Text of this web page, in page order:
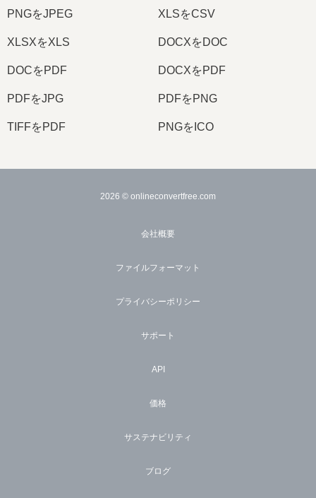
PNGをJPEG XLSをCSV
XLSXをXLS DOCXをDOC
DOCをPDF DOCXをPDF
PDFをJPG PDFをPNG
TIFFをPDF PNGをICO
2026 © onlineconvertfree.com
会社概要
ファイルフォーマット
プライバシーポリシー
サポート
API
価格
サステナビリティ
ブログ